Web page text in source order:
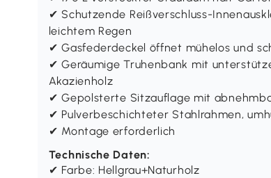
✔ Schutzende Reißverschluss-
leichtem Regen
✔ Gasfederdeckel öffnet mühelos und
✔ Geräumige Truhenbank mit
Akazienholz
✔ Gepolsterte Sitzauflage mit
✔ Pulverbeschichteter Stahlrahmen,
✔ Montage erforderlich
Technische Daten:
✔ Farbe: Hellgrau+Naturholz